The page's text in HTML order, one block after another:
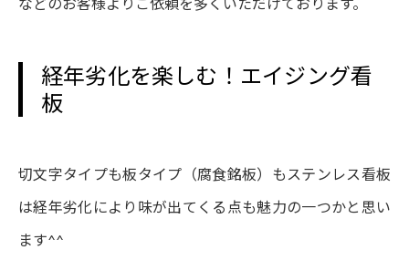
経年劣化を楽しむ！エイジング看
板
切文字タイプも板タイプ（腐食銘板）もステンレス看板
は経年劣化により味が出てくる点も魅力の一つかと思い
ます^^